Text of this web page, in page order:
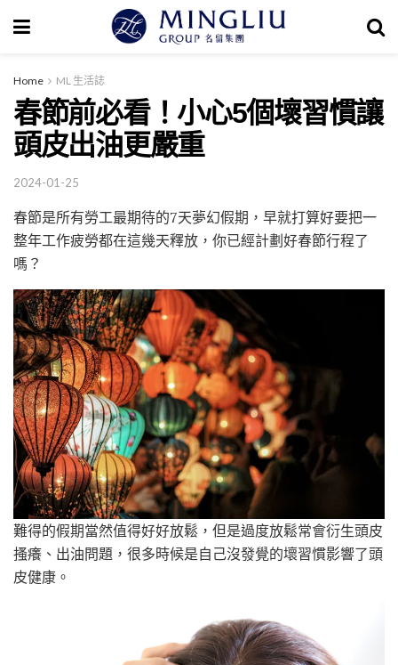
Home ML 生活誌
春節前必看！小心5個壞習慣讓
頭皮出油更嚴重
2024-01-25
春節是所有勞工最期待的7天夢幻假期，早就打算好要把一
整年工作疲勞都在這幾天釋放，你已經計劃好春節行程了
嗎？
難得的假期當然值得好好放鬆，但是過度放鬆常會衍生頭皮
搔癢、出油問題，很多時候是自己沒發覺的壞習慣影響了頭
皮健康。